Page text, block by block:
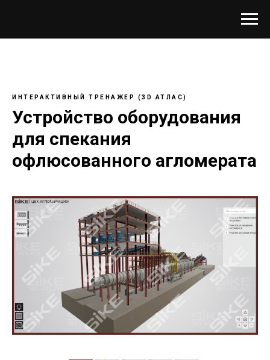
ИНТЕРАКТИВНЫЙ ТРЕНАЖЕР (3D АТЛАС)
Устройство оборудования
для спекания
офлюсованного агломерата